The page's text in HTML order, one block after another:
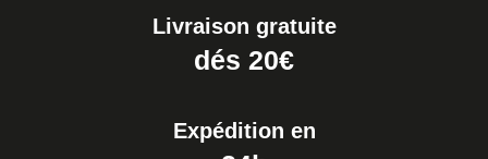
Livraison gratuite
dés 20€
Expédition en